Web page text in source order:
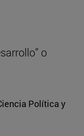
o
Política y